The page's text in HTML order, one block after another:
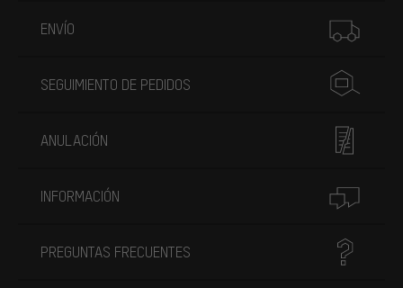
ENVÍO
SEGUIMIENTO DE PEDIDOS
ANULACIÓN
INFORMACIÓN
PREGUNTAS FRECUENTES